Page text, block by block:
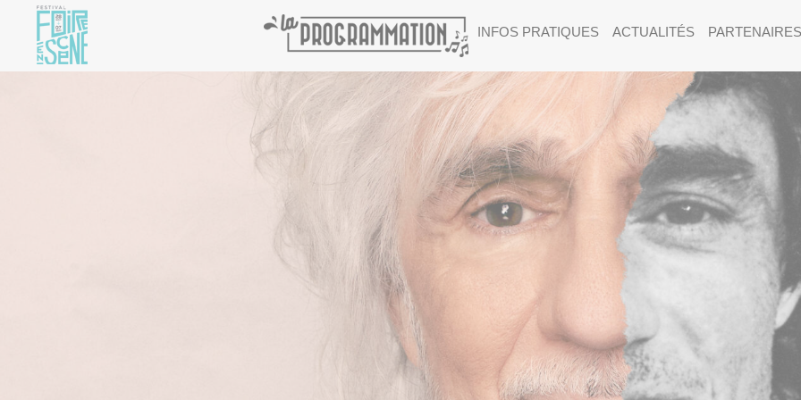
INFOS PRATIQUES ACTUALITÉS PARTENAIRES